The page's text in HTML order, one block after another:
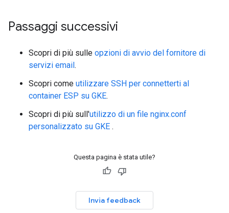
Passaggi successivi
Scopri di più sulle opzioni di avvio del fornitore di
servizi email.
Scopri come utilizzare SSH per connetterti al
container ESP su GKE.
Scopri di più sull'utilizzo di un file nginx.conf
personalizzato su GKE .
Questa pagina è stata utile?
Invia feedback